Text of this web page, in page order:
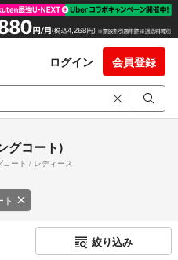
ログイン 会員登録
グコート)
ート / レディース
ト
絞り込み